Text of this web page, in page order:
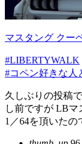
マスタング クー
#LIBERTYWALK
#コペン好きな人
久しぶりの投稿
し前ですが LB
1／64を頂いたの